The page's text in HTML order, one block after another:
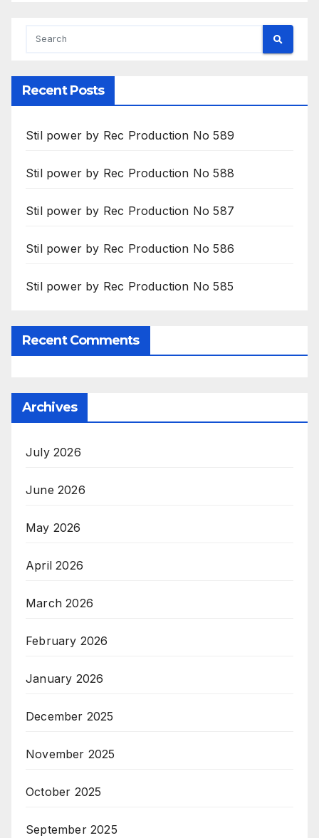
Recent Posts
Stil power by Rec Production No 589
Stil power by Rec Production No 588
Stil power by Rec Production No 587
Stil power by Rec Production No 586
Stil power by Rec Production No 585
Recent Comments
Archives
July 2026
June 2026
May 2026
April 2026
March 2026
February 2026
January 2026
December 2025
November 2025
October 2025
September 2025